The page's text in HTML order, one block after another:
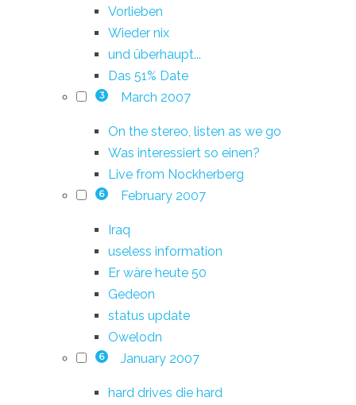
Vorlieben
Wieder nix
und überhaupt...
Das 51% Date
3 March 2007
On the stereo, listen as we go
Was interessiert so einen?
Live from Nockherberg
6 February 2007
Iraq
useless information
Er wäre heute 50
Gedeon
status update
Owelodn
6 January 2007
hard drives die hard